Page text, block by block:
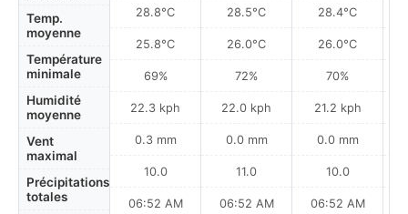
Temp.
moyenne
Température
minimale
Humidité
moyenne
Vent
maximal
Précipitations
totales
28.8°C
25.8°C
69%
22.3 kph
0.3 mm
10.0
06:52 AM
28.5°C
26.0°C
72%
22.0 kph
0.0 mm
11.0
06:52 AM
28.4°C
26.0°C
70%
21.2 kph
0.0 mm
10.0
06:52 AM